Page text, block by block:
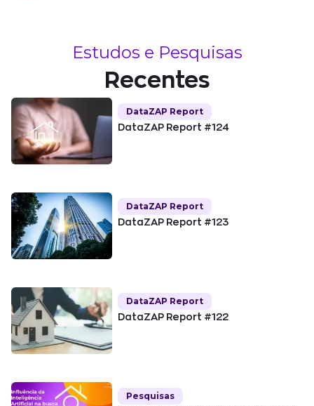
Estudos e Pesquisas
Recentes
DataZAP Report
DataZAP Report #124
DataZAP Report
DataZAP Report #123
DataZAP Report
DataZAP Report #122
Pesquisas